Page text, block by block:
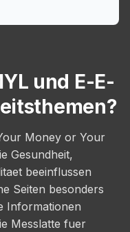
und E-E-
Money or Your
Gesundheit,
beeinflussen
Seiten besonders
Informationen
Messlatte fuer